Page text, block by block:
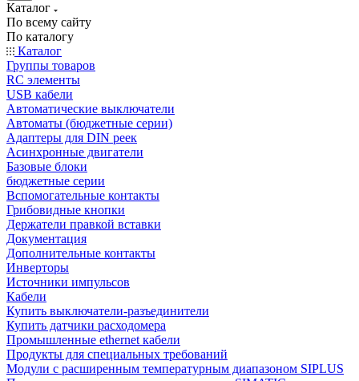
Каталог
По всему сайту
По каталогу
Каталог
Группы товаров
RC элементы
USB кабели
Автоматические выключатели
Автоматы (бюджетные серии)
Адаптеры для DIN реек
Асинхронные двигатели
Базовые блоки
бюджетные серии
Вспомогательные контакты
Грибовидные кнопки
Держатели правкой вставки
Документация
Дополнительные контакты
Инверторы
Источники импульсов
Кабели
Купить выключатели-разъединители
Купить датчики расходомера
Промышленные ethernet кабели
Продукты для специальных требований
Модули с расширенным температурным диапазоном SIPLUS